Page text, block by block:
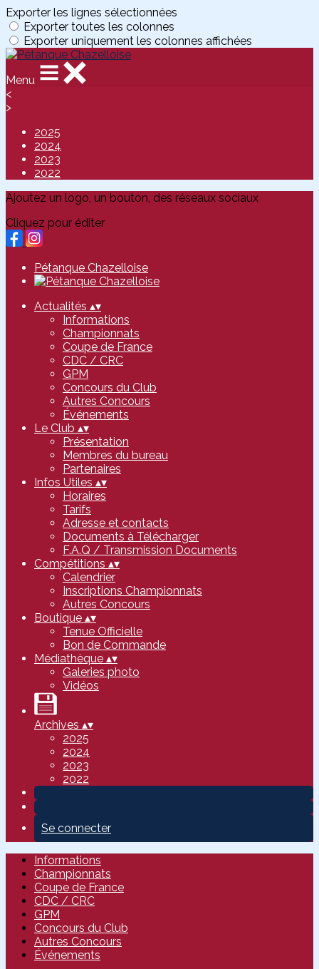
Exporter les lignes sélectionnées
Exporter toutes les colonnes
Exporter uniquement les colonnes affichées
Menu
<
>
2025
2024
2023
2022
Ajoutez un logo, un bouton, des réseaux sociaux
Cliquez pour éditer
Pétanque Chazelloise
Actualités ▴▾
Informations
Championnats
Coupe de France
CDC / CRC
GPM
Concours du Club
Autres Concours
Événements
Le Club ▴▾
Présentation
Membres du bureau
Partenaires
Infos Utiles ▴▾
Horaires
Tarifs
Adresse et contacts
Documents à Télécharger
F.A.Q / Transmission Documents
Compétitions ▴▾
Calendrier
Inscriptions Championnats
Autres Concours
Boutique ▴▾
Tenue Officielle
Bon de Commande
Médiathèque ▴▾
Galeries photo
Vidéos
Archives ▴▾
2025
2024
2023
2022
Se connecter
Informations
Championnats
Coupe de France
CDC / CRC
GPM
Concours du Club
Autres Concours
Événements